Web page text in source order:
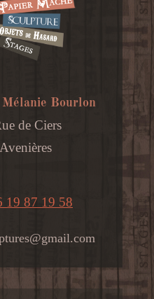
Bourlon
de Ciers
19 87 19 58